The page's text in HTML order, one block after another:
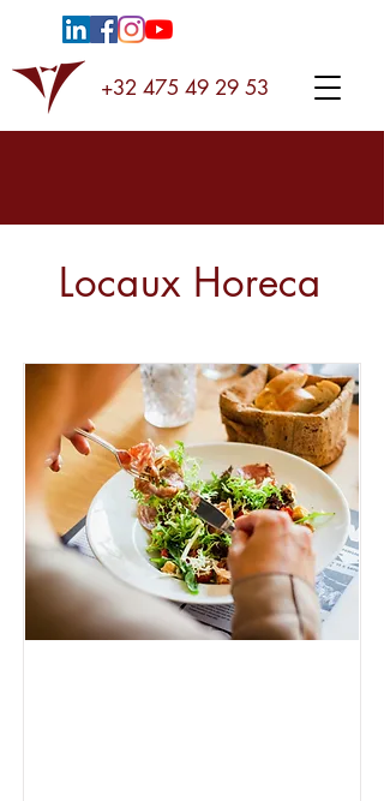
+32 475 49 29 53
Locaux Horeca